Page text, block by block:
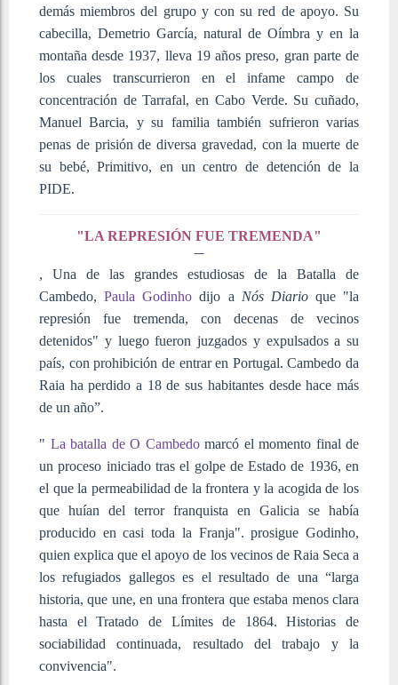
demás miembros del grupo y con su red de apoyo. Su
cabecilla, Demetrio García, natural de Oímbra y en la
montaña desde 1937, lleva 19 años preso, gran parte de
los cuales transcurrieron en el infame campo de
concentración de Tarrafal, en Cabo Verde. Su cuñado,
Manuel Barcia, y su familia también sufrieron varias
penas de prisión de diversa gravedad, con la muerte de
su bebé, Primitivo, en un centro de detención de la
PIDE.
"LA REPRESIÓN FUE TREMENDA"
, Una de las grandes estudiosas de la Batalla de
Cambedo,Paula Godinhodijo a Nós Diario que "la
represión fue tremenda, con decenas de vecinos
detenidos" y luego fueron juzgados y expulsados ​​a su
país, con prohibición de entrar en Portugal. Cambedo da
Raia ha perdido a 18 de sus habitantes desde hace más
de un año”.
" La batalla de O Cambedo marcó el momento final de
un proceso iniciado tras el golpe de Estado de 1936, en
el que la permeabilidad de la frontera y la acogida de los
que huían del terror franquista en Galicia se había
producido en casi toda la Franja". prosigue Godinho,
quien explica que el apoyo de los vecinos de Raia Seca a
los refugiados gallegos es el resultado de una “larga
historia, que une, en una frontera que estaba menos clara
hasta el Tratado de Límites de 1864. Historias de
sociabilidad continuada, resultado del trabajo y la
convivencia".